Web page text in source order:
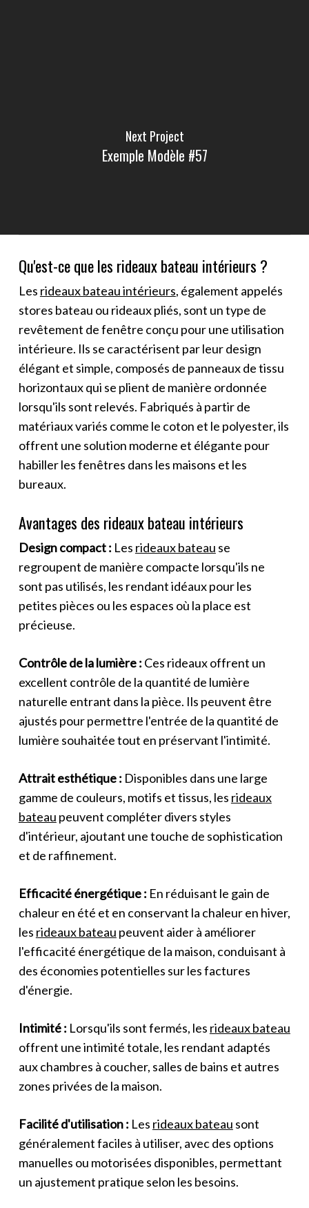
Next Project
Exemple Modèle #57
Qu'est-ce que les rideaux bateau intérieurs ?
Les rideaux bateau intérieurs, également appelés
stores bateau ou rideaux pliés, sont un type de
revêtement de fenêtre conçu pour une utilisation
intérieure. Ils se caractérisent par leur design
élégant et simple, composés de panneaux de tissu
horizontaux qui se plient de manière ordonnée
lorsqu'ils sont relevés. Fabriqués à partir de
matériaux variés comme le coton et le polyester, ils
offrent une solution moderne et élégante pour
habiller les fenêtres dans les maisons et les
bureaux.
Avantages des rideaux bateau intérieurs
Design compact : Les rideaux bateau se
regroupent de manière compacte lorsqu'ils ne
sont pas utilisés, les rendant idéaux pour les
petites pièces ou les espaces où la place est
précieuse.
Contrôle de la lumière : Ces rideaux offrent un
excellent contrôle de la quantité de lumière
naturelle entrant dans la pièce. Ils peuvent être
ajustés pour permettre l'entrée de la quantité de
lumière souhaitée tout en préservant l'intimité.
Attrait esthétique : Disponibles dans une large
gamme de couleurs, motifs et tissus, les rideaux
bateau peuvent compléter divers styles
d'intérieur, ajoutant une touche de sophistication
et de raffinement.
Efficacité énergétique : En réduisant le gain de
chaleur en été et en conservant la chaleur en hiver,
les rideaux bateau peuvent aider à améliorer
l'efficacité énergétique de la maison, conduisant à
des économies potentielles sur les factures
d'énergie.
Intimité : Lorsqu'ils sont fermés, les rideaux bateau
offrent une intimité totale, les rendant adaptés
aux chambres à coucher, salles de bains et autres
zones privées de la maison.
Facilité d'utilisation : Les rideaux bateau sont
généralement faciles à utiliser, avec des options
manuelles ou motorisées disponibles, permettant
un ajustement pratique selon les besoins.